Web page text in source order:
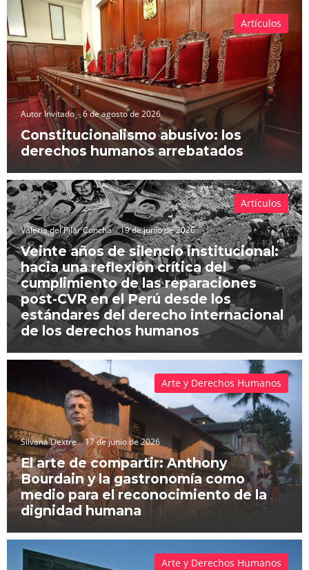
Autor Invitado 6 de agosto de 2026
Constitucionalismo abusivo: los
derechos humanos arrebatados
Artículos
Valeria del Pilar Concha 19 de junio de 2026
Veinte años de silencio institucional:
hacia una reflexión crítica del
cumplimiento de las reparaciones
post-CVR en el Perú desde los
estándares del derecho internacional
de los derechos humanos
Artículos
Silvana Dextre 17 de junio de 2026
El arte de compartir: Anthony
Bourdain y la gastronomía como
medio para el reconocimiento de la
dignidad humana
Arte y Derechos Humanos
Arte y Derechos Humanos